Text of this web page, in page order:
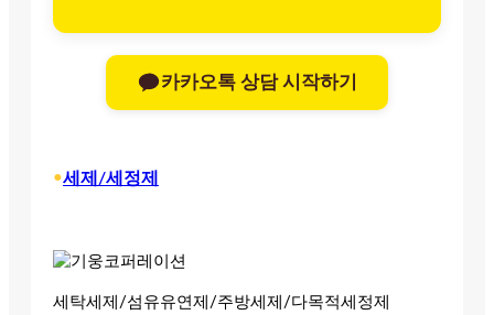
카카오톡 상담 시작하기
•세제/세정제
세탁세제/섬유유연제/주방세제/다목적세정제